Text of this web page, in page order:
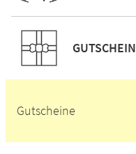
GUTSCHEIN
Gutscheine